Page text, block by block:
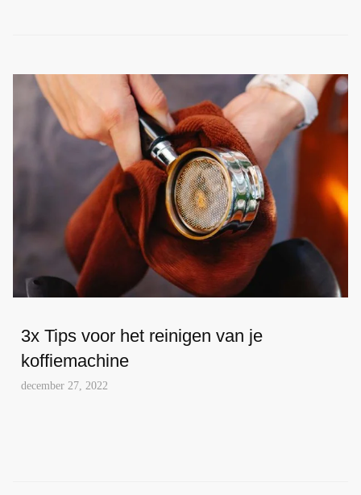
3x Tips voor het reinigen van je
koffiemachine
december 27, 2022